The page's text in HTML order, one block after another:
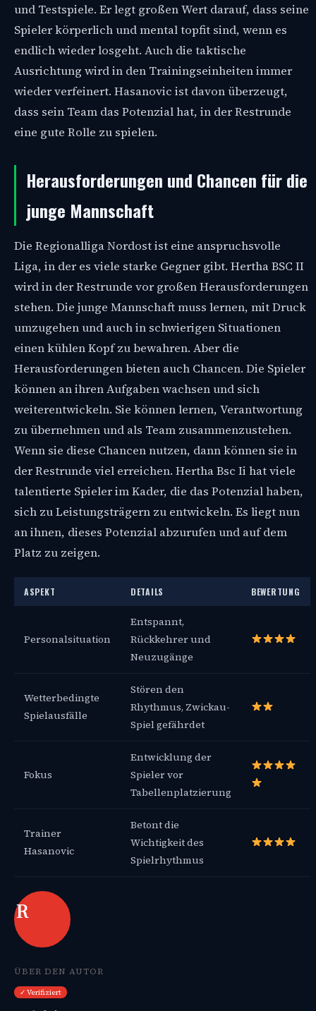
und Testspiele. Er legt großen Wert darauf, dass seine
Spieler körperlich und mental topfit sind, wenn es
endlich wieder losgeht. Auch die taktische
Ausrichtung wird in den Trainingseinheiten immer
wieder verfeinert. Hasanovic ist davon überzeugt,
dass sein Team das Potenzial hat, in der Restrunde
eine gute Rolle zu spielen.
Herausforderungen und Chancen für die
junge Mannschaft
Die Regionalliga Nordost ist eine anspruchsvolle
Liga, in der es viele starke Gegner gibt. Hertha BSC II
wird in der Restrunde vor großen Herausforderungen
stehen. Die junge Mannschaft muss lernen, mit Druck
umzugehen und auch in schwierigen Situationen
einen kühlen Kopf zu bewahren. Aber die
Herausforderungen bieten auch Chancen. Die Spieler
können an ihren Aufgaben wachsen und sich
weiterentwickeln. Sie können lernen, Verantwortung
zu übernehmen und als Team zusammenzustehen.
Wenn sie diese Chancen nutzen, dann können sie in
der Restrunde viel erreichen. Hertha Bsc Ii hat viele
talentierte Spieler im Kader, die das Potenzial haben,
sich zu Leistungsträgern zu entwickeln. Es liegt nun
an ihnen, dieses Potenzial abzurufen und auf dem
Platz zu zeigen.
ASPEKT DETAILS BEWERTUNG
Personalsituation
Entspannt,
Rückkehrer und
Neuzugänge
Wetterbedingte
Spielausfälle
Stören den
Rhythmus, Zwickau-
Spiel gefährdet
Fokus
Entwicklung der
Spieler vor
Tabellenplatzierung
Trainer
Hasanovic
Betont die
Wichtigkeit des
Spielrhythmus
R
ÜBER DEN AUTOR
✓ Verifiziert